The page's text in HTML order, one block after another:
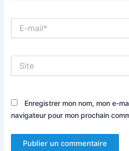
mail*
Enregistrer mon nom, mon e-
navigateur pour mon prochain